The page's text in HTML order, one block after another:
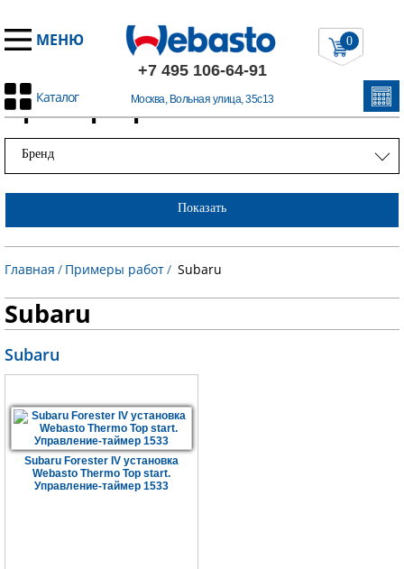
МЕНЮ
+7 495 106-64-91
Москва, Вольная улица, 35с13
Каталог
0
Примеры работ
Бренд
Показать
Главная / Примеры работ/ Subaru
Subaru
Subaru
Subaru Forester IV установка
Webasto Thermo Top start.
Управление-таймер 1533